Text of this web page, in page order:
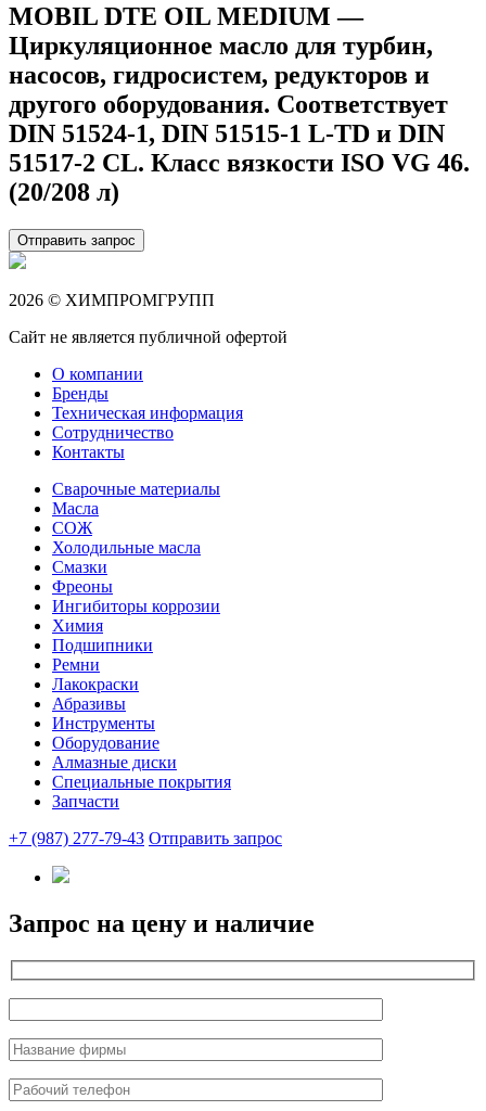
MOBIL DTE OIL MEDIUM —
Циркуляционное масло для турбин,
насосов, гидросистем, редукторов и
другого оборудования. Соответствует
DIN 51524-1, DIN 51515-1 L-TD и DIN
51517-2 CL. Класс вязкости ISO VG 46.
(20/208 л)
Отправить запрос
2026 © ХИМПРОМГРУПП
Сайт не является публичной офертой
О компании
Бренды
Техническая информация
Сотрудничество
Контакты
Сварочные материалы
Масла
СОЖ
Холодильные масла
Смазки
Фреоны
Ингибиторы коррозии
Химия
Подшипники
Ремни
Лакокраски
Абразивы
Инструменты
Оборудование
Алмазные диски
Специальные покрытия
Запчасти
+7 (987) 277-79-43 Отправить запрос
Запрос на цену и наличие